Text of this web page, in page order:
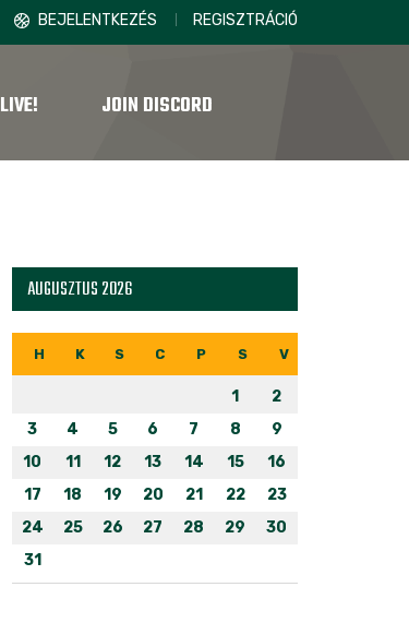
BEJELENTKEZÉS REGISZTRÁCIÓ
LIVE! JOIN DISCORD
AUGUSZTUS 2026
H K S C P S V
1
2
3
4 5 6 7 8
9
10
11 12 13 14 15
16
17
18 19 20 21 22
23
24
25 26 27 28 29
30
31